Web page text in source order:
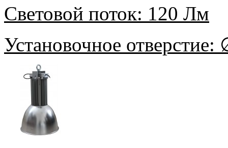
Световой поток: 120 Лм
Установочное отверстие: